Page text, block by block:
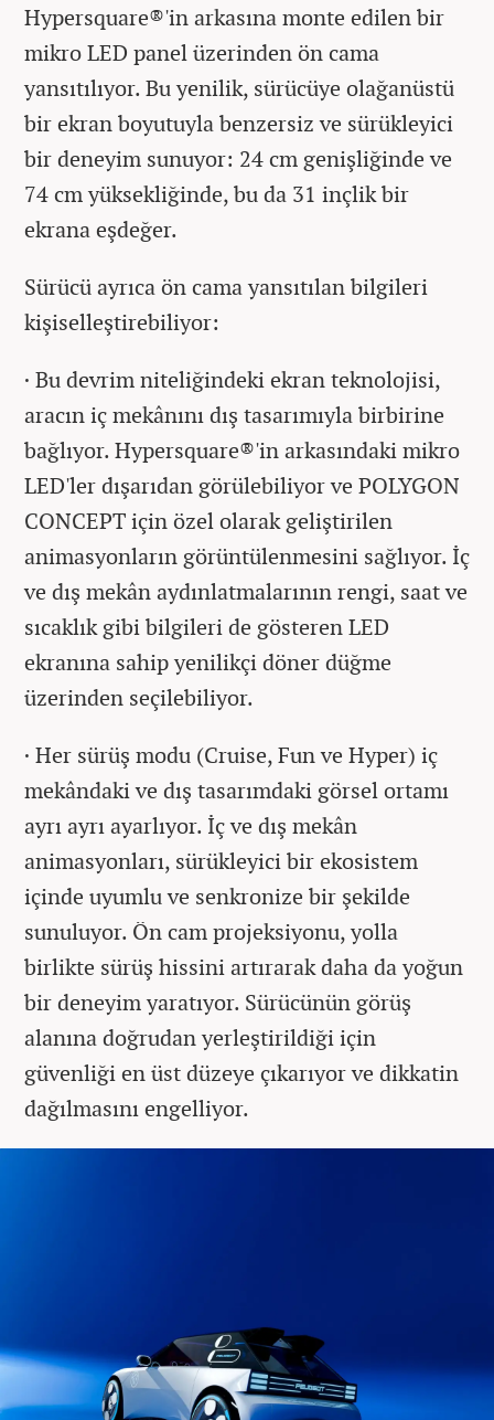
Hypersquare®'in arkasına monte edilen bir
mikro LED panel üzerinden ön cama
yansıtılıyor. Bu yenilik, sürücüye olağanüstü
bir ekran boyutuyla benzersiz ve sürükleyici
bir deneyim sunuyor: 24 cm genişliğinde ve
74 cm yüksekliğinde, bu da 31 inçlik bir
ekrana eşdeğer.
Sürücü ayrıca ön cama yansıtılan bilgileri
kişiselleştirebiliyor:
· Bu devrim niteliğindeki ekran teknolojisi,
aracın iç mekânını dış tasarımıyla birbirine
bağlıyor. Hypersquare®'in arkasındaki mikro
LED'ler dışarıdan görülebiliyor ve POLYGON
CONCEPT için özel olarak geliştirilen
animasyonların görüntülenmesini sağlıyor. İç
ve dış mekân aydınlatmalarının rengi, saat ve
sıcaklık gibi bilgileri de gösteren LED
ekranına sahip yenilikçi döner düğme
üzerinden seçilebiliyor.
· Her sürüş modu (Cruise, Fun ve Hyper) iç
mekândaki ve dış tasarımdaki görsel ortamı
ayrı ayrı ayarlıyor. İç ve dış mekân
animasyonları, sürükleyici bir ekosistem
içinde uyumlu ve senkronize bir şekilde
sunuluyor. Ön cam projeksiyonu, yolla
birlikte sürüş hissini artırarak daha da yoğun
bir deneyim yaratıyor. Sürücünün görüş
alanına doğrudan yerleştirildiği için
güvenliği en üst düzeye çıkarıyor ve dikkatin
dağılmasını engelliyor.